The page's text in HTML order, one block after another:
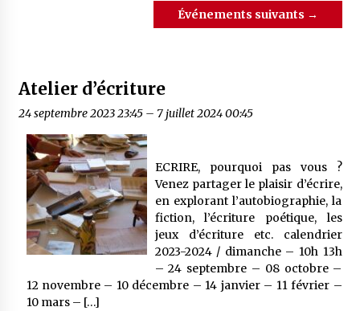
Événements suivants →
Atelier d’écriture
24 septembre 2023 23:45– 7 juillet 2024 00:45
ECRIRE, pourquoi pas vous ?
Venez partager le plaisir d’écrire,
en explorant l’autobiographie, la
fiction, l’écriture poétique, les
jeux d’écriture etc. calendrier
2023-2024 / dimanche – 10h 13h
– 24 septembre – 08 octobre –
12 novembre – 10 décembre – 14 janvier – 11 février –
10 mars – […]